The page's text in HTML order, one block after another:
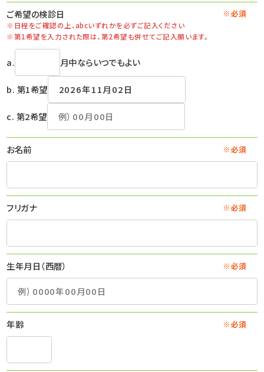
ご希望の検診日 ※必須
※日程をご確認の上、abcいずれかを必ずご記入ください
※第1希望を入力された際は、 第2希望も併せてご記入願います。
a. 月中ならいつでもよい
b. 第1希望
c. 第2希望
お名前 ※必須
フリガナ ※必須
生年月日（西暦） ※必須
年齢 ※必須